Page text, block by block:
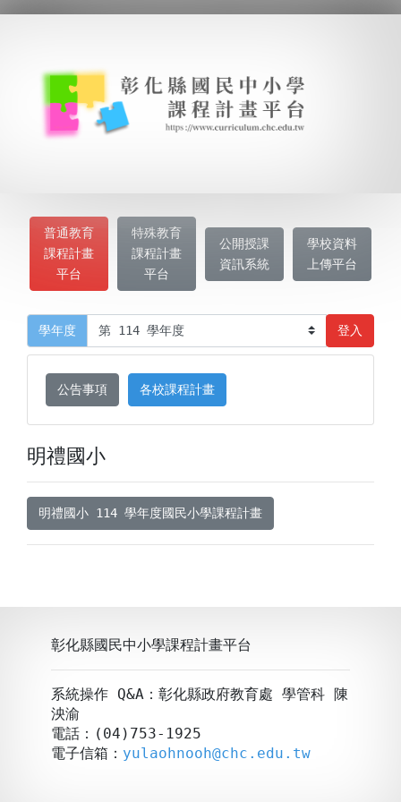
普通教育
課程計畫
平台
特殊教育
課程計畫
平台
公開授課
資訊系統
學校資料
上傳平台
學年度 登入
公告事項 各校課程計畫
明禮國小
明禮國小 114 學年度國民小學課程計畫
彰化縣國民中小學課程計畫平台
系統操作 Q&A：彰化縣政府教育處 學管科 陳
泱渝
電話：(04)753-1925
電子信箱： yulaohnooh@chc.edu.tw